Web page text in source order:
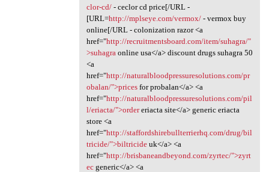
clor-cd/- ceclor cd price[/URL -
[URL=http://mplseye.com/vermox/- vermox buy
online[/URL - colonization razor <a
href="http://recruitmentsboard.com/item/suhagra/"
>suhagra online usa</a> discount drugs suhagra 50
<a
href="http://naturalbloodpressuresolutions.com/pr
obalan/">pricesfor probalan</a> <a
href="http://naturalbloodpressuresolutions.com/pil
l/eriacta/">ordereriacta site</a> generic eriacta
store <a
href="http://staffordshirebullterrierhq.com/drug/bil
tricide/">biltricideuk</a> <a
href="http://brisbaneandbeyond.com/zyrtec/">zyrt
ecgeneric</a> <a